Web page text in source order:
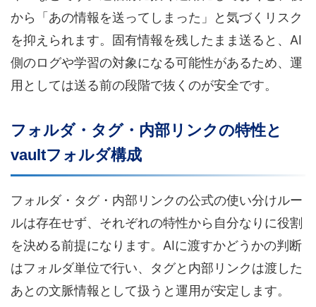
から「あの情報を送ってしまった」と気づくリスク
を抑えられます。固有情報を残したまま送ると、AI
側のログや学習の対象になる可能性があるため、運
用としては送る前の段階で抜くのが安全です。
フォルダ・タグ・内部リンクの特性と
vaultフォルダ構成
フォルダ・タグ・内部リンクの公式の使い分けルー
ルは存在せず、それぞれの特性から自分なりに役割
を決める前提になります。AIに渡すかどうかの判断
はフォルダ単位で行い、タグと内部リンクは渡した
あとの文脈情報として扱うと運用が安定します。